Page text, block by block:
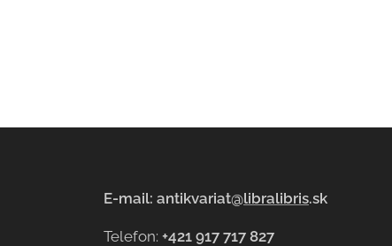
E-mail: antikvariat@libralibris.sk
Telefon: +421 917 717 827